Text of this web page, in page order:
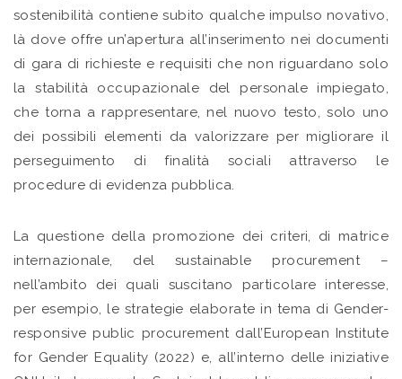
sostenibilità contiene subito qualche impulso novativo,
là dove offre un’apertura all’inserimento nei documenti
di gara di richieste e requisiti che non riguardano solo
la stabilità occupazionale del personale impiegato,
che torna a rappresentare, nel nuovo testo, solo uno
dei possibili elementi da valorizzare per migliorare il
perseguimento di finalità sociali attraverso le
procedure di evidenza pubblica.
La questione della promozione dei criteri, di matrice
internazionale, del sustainable procurement –
nell’ambito dei quali suscitano particolare interesse,
per esempio, le strategie elaborate in tema di Gender-
responsive public procurement dall’European Institute
for Gender Equality (2022) e, all’interno delle iniziative